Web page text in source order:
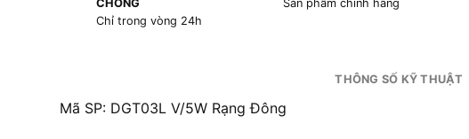
CHÓNG
Chỉ trong vòng 24h
Sản phẩm chính hãng
THÔNG SỐ KỸ THUẬT
Mã SP: DGT03L V/5W Rạng Đông